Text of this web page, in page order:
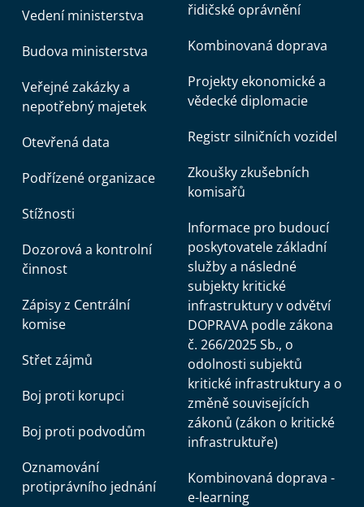
Vedení ministerstva
Budova ministerstva
Veřejné zakázky a
nepotřebný majetek
Otevřená data
Podřízené organizace
Stížnosti
Dozorová a kontrolní
činnost
Zápisy z Centrální
komise
Střet zájmů
Boj proti korupci
Boj proti podvodům
Oznamování
protiprávního jednání
řidičské oprávnění
Kombinovaná doprava
Projekty ekonomické a
vědecké diplomacie
Registr silničních vozidel
Zkoušky zkušebních
komisařů
Informace pro budoucí
poskytovatele základní
služby a následné
subjekty kritické
infrastruktury v odvětví
DOPRAVA podle zákona
č. 266/2025 Sb., o
odolnosti subjektů
kritické infrastruktury a o
změně souvisejících
zákonů (zákon o kritické
infrastruktuře)
Kombinovaná doprava -
e-learning